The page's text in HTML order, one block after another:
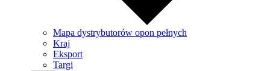
Mapa dystrybutorów opon pełnych
Kraj
Eksport
Targi